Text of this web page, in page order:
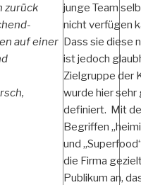
zurück
auf einer
junge Team
nicht verfügen
Dass sie diese
ist jedoch
Zielgruppe der
wurde hier sehr
definiert. Mit
Begriffen
und
die Firma
Publikum an,